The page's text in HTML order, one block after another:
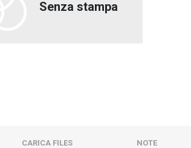
Senza stampa
CARICA FILES NOTE